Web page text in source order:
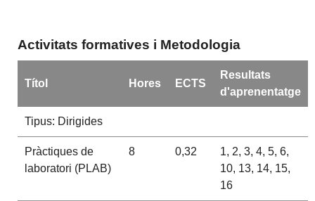
Activitats formatives i Metodologia
Títol Hores ECTS
Resultats
d'aprenentatge
Tipus: Dirigides
Pràctiques de
laboratori (PLAB)
8 0,32
1, 2, 3, 4, 5, 6,
10, 13, 14, 15,
16